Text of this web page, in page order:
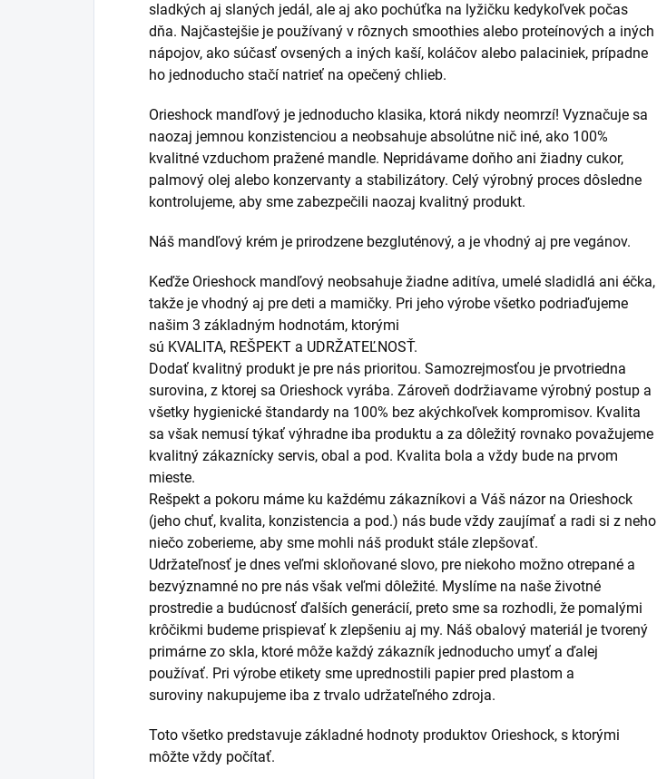
sladkých aj slaných jedál, ale aj ako pochúťka na lyžičku kedykoľvek počas
dňa. Najčastejšie je používaný v rôznych smoothies alebo proteínových a iných
nápojov, ako súčasť ovsených a iných kaší, koláčov alebo palaciniek, prípadne
ho jednoducho stačí natrieť na opečený chlieb.
Orieshock mandľový je jednoducho klasika, ktorá nikdy neomrzí! Vyznačuje sa
naozaj jemnou konzistenciou a neobsahuje absolútne nič iné, ako 100%
kvalitné vzduchom pražené mandle. Nepridávame doňho ani žiadny cukor,
palmový olej alebo konzervanty a stabilizátory. Celý výrobný proces dôsledne
kontrolujeme, aby sme zabezpečili naozaj kvalitný produkt.
Náš mandľový krém je prirodzene bezgluténový, a je vhodný aj pre vegánov.
Keďže Orieshock mandľový neobsahuje žiadne aditíva, umelé sladidlá ani éčka,
takže je vhodný aj pre deti a mamičky. Pri jeho výrobe všetko podriaďujeme
našim 3 základným hodnotám, ktorými
sú KVALITA, REŠPEKT a UDRŽATEĽNOSŤ.
Dodať kvalitný produkt je pre nás prioritou. Samozrejmosťou je prvotriedna
surovina, z ktorej sa Orieshock vyrába. Zároveň dodržiavame výrobný postup a
všetky hygienické štandardy na 100% bez akýchkoľvek kompromisov. Kvalita
sa však nemusí týkať výhradne iba produktu a za dôležitý rovnako považujeme
kvalitný zákaznícky servis, obal a pod. Kvalita bola a vždy bude na prvom
mieste.
Rešpekt a pokoru máme ku každému zákazníkovi a Váš názor na Orieshock
(jeho chuť, kvalita, konzistencia a pod.) nás bude vždy zaujímať a radi si z neho
niečo zoberieme, aby sme mohli náš produkt stále zlepšovať.
Udržateľnosť je d​​​​​​nes veľmi skloňované slovo, pre niekoho možno otrepané a
bezvýznamné no pre nás však veľmi dôležité. Myslíme na naše životné
prostredie a budúcnosť ďalších generácií, preto sme sa rozhodli, že pomalými
krôčikmi budeme prispievať k zlepšeniu aj my. Náš obalový materiál je tvorený
primárne zo skla, ktoré môže každý zákazník jednoducho umyť a ďalej
používať. Pri výrobe etikety sme uprednostili papier pred plastom a
suroviny nakupujeme iba z trvalo udržateľného zdroja.
Toto všetko predstavuje základné hodnoty produktov Orieshock, s ktorými
môžte vždy počítať.